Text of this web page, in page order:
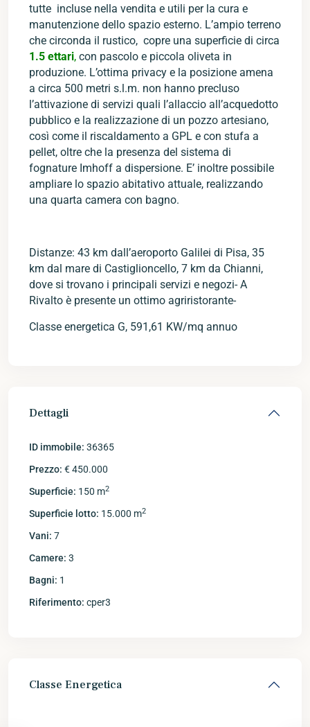
tutte incluse nella vendita e utili per la cura e
manutenzione dello spazio esterno. L’ampio terreno
che circonda il rustico, copre una superficie di circa
1.5 ettari, con pascolo e piccola oliveta in
produzione. L’ottima privacy e la posizione amena
a circa 500 metri s.l.m. non hanno precluso
l’attivazione di servizi quali l’allaccio all’acquedotto
pubblico e la realizzazione di un pozzo artesiano,
così come il riscaldamento a GPL e con stufa a
pellet, oltre che la presenza del sistema di
fognature Imhoff a dispersione. E’ inoltre possibile
ampliare lo spazio abitativo attuale, realizzando
una quarta camera con bagno.
Distanze: 43 km dall’aeroporto Galilei di Pisa, 35
km dal mare di Castiglioncello, 7 km da Chianni,
dove si trovano i principali servizi e negozi- A
Rivalto è presente un ottimo agriristorante-
Classe energetica G, 591,61 KW/mq annuo
Dettagli
ID immobile: 36365
Prezzo: € 450.000
Superficie: 150 m2
Superficie lotto: 15.000 m2
Vani: 7
Camere: 3
Bagni: 1
Riferimento: cper3
Classe Energetica